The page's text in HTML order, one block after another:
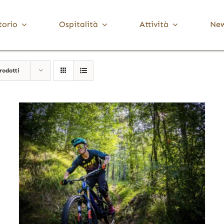
Media Valle Trompia
Lodrino
Marcheno
Polaveno
Sarezzo
Ospitalità Attività
Ville, palazzi e torri